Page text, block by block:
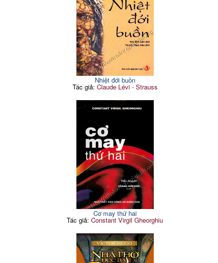
Nhiệt đới buồn
Tác giả: Claude Lévi - Strauss
Cơ may thứ hai
Tác giả:Constant Virgil Gheorghiu